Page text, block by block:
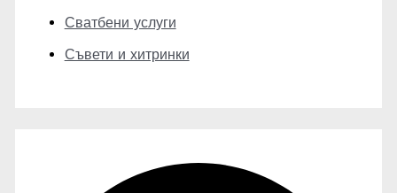
Сватбени услуги
Съвети и хитринки